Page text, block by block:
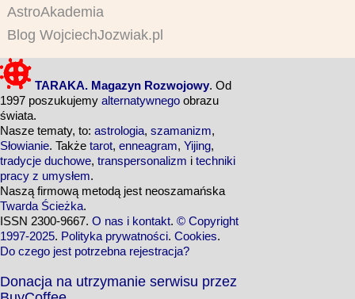
AstroAkademia
Blog WojciechJozwiak.pl
TARAKA. Magazyn Rozwojowy. Od
1997 poszukujemy alternatywnego obrazu
świata.
Nasze tematy, to: astrologia, szamanizm,
Słowianie. Także tarot, enneagram, Yijing,
tradycje duchowe, transpersonalizm i techniki
pracy z umysłem.
Naszą firmową metodą jest neoszamańska
Twarda Ścieżka.
ISSN 2300-9667. O nas i kontakt. © Copyright
1997-2025. Polityka prywatności. Cookies.
Do czego jest potrzebna rejestracja?
Donacja na utrzymanie serwisu przez